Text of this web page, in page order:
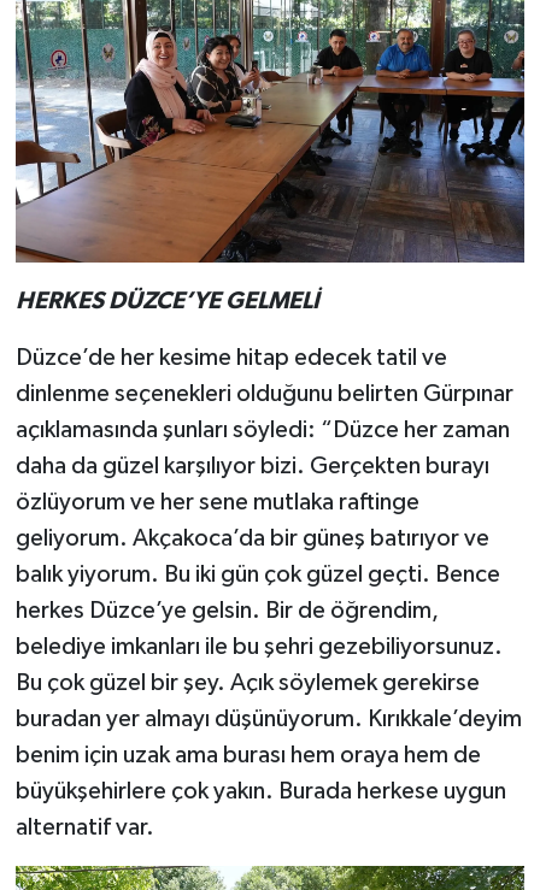
HERKES DÜZCE’YE GELMELİ
Düzce’de her kesime hitap edecek tatil ve
dinlenme seçenekleri olduğunu belirten Gürpınar
açıklamasında şunları söyledi: “Düzce her zaman
daha da güzel karşılıyor bizi. Gerçekten burayı
özlüyorum ve her sene mutlaka raftinge
geliyorum. Akçakoca’da bir güneş batırıyor ve
balık yiyorum. Bu iki gün çok güzel geçti. Bence
herkes Düzce’ye gelsin. Bir de öğrendim,
belediye imkanları ile bu şehri gezebiliyorsunuz.
Bu çok güzel bir şey. Açık söylemek gerekirse
buradan yer almayı düşünüyorum. Kırıkkale’deyim
benim için uzak ama burası hem oraya hem de
büyükşehirlere çok yakın. Burada herkese uygun
alternatif var.